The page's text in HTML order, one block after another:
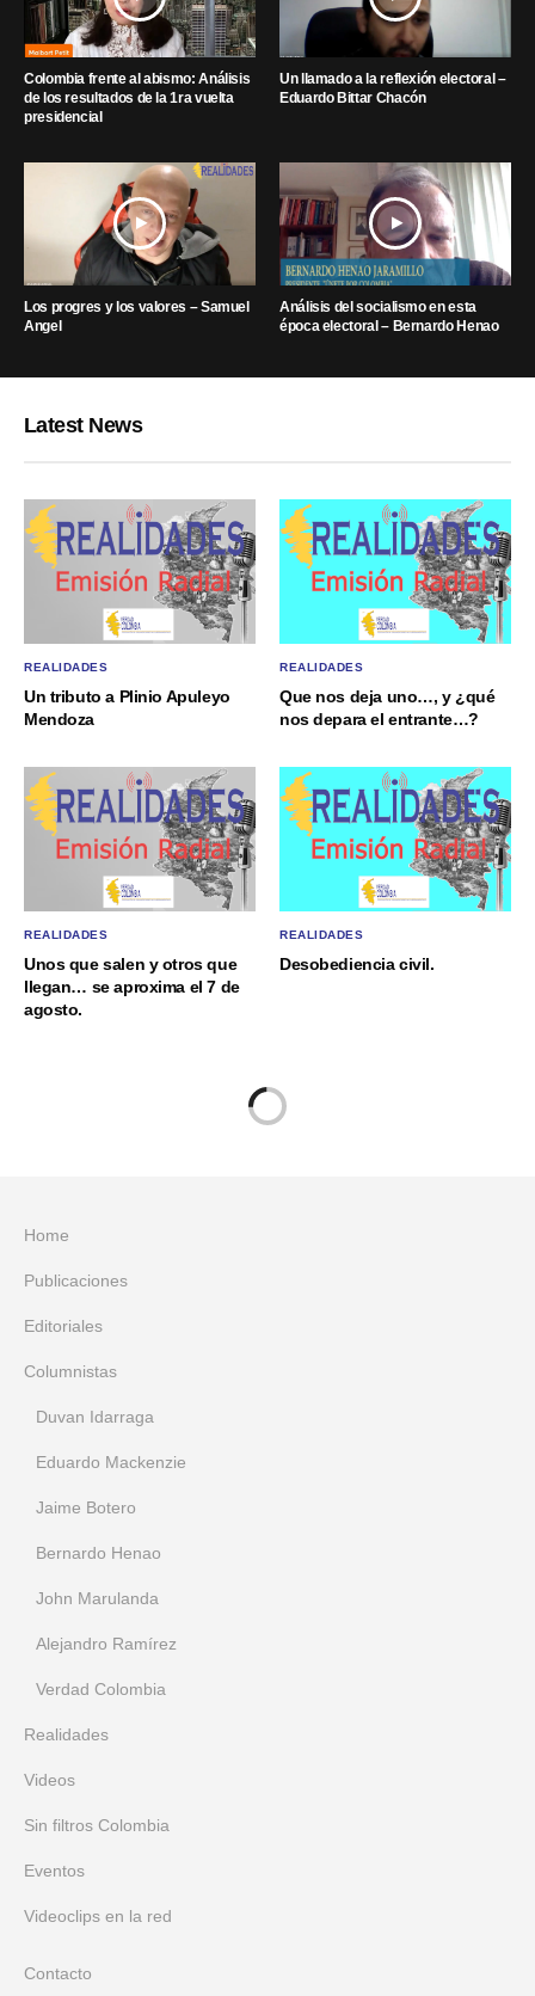
Colombia frente al abismo: Análisis
de los resultados de la 1ra vuelta
presidencial
Un llamado a la reflexión electoral –
Eduardo Bittar Chacón
Los progres y los valores – Samuel
Angel
Análisis del socialismo en esta
época electoral – Bernardo Henao
Latest News
REALIDADES
Un tributo a Plinio Apuleyo
Mendoza
REALIDADES
Que nos deja uno…, y ¿qué
nos depara el entrante…?
REALIDADES
Unos que salen y otros que
llegan… se aproxima el 7 de
agosto.
REALIDADES
Desobediencia civil.
Home
Publicaciones
Editoriales
Columnistas
Duvan Idarraga
Eduardo Mackenzie
Jaime Botero
Bernardo Henao
John Marulanda
Alejandro Ramírez
Verdad Colombia
Realidades
Videos
Sin filtros Colombia
Eventos
Videoclips en la red
Contacto